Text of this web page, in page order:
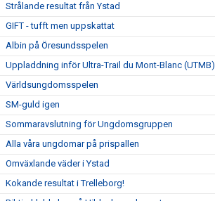
Strålande resultat från Ystad
GIFT - tufft men uppskattat
Albin på Öresundsspelen
Uppladdning inför Ultra-Trail du Mont-Blanc (UTMB)
Världsungdomsspelen
SM-guld igen
Sommaravslutning för Ungdomsgruppen
Alla våra ungdomar på prispallen
Omväxlande väder i Ystad
Kokande resultat i Trelleborg!